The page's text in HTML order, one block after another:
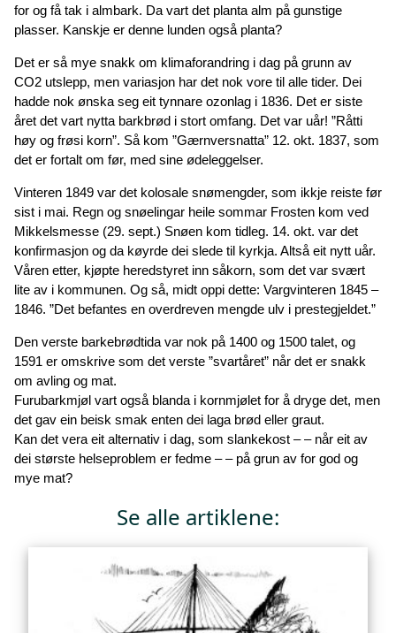
for og få tak i almbark. Da vart det planta alm på gunstige
plasser. Kanskje er denne lunden også planta?
Det er så mye snakk om klimaforandring i dag på grunn av
CO2 utslepp, men variasjon har det nok vore til alle tider. Dei
hadde nok ønska seg eit tynnare ozonlag i 1836. Det er siste
året det vart nytta barkbrød i stort omfang. Det var uår! ”Råtti
høy og frøsi korn”. Så kom ”Gærnversnatta” 12. okt. 1837, som
det er fortalt om før, med sine ødeleggelser.
Vinteren 1849 var det kolosale snømengder, som ikkje reiste før
sist i mai. Regn og snøelingar heile sommar Frosten kom ved
Mikkelsmesse (29. sept.) Snøen kom tidleg. 14. okt. var det
konfirmasjon og da køyrde dei slede til kyrkja. Altså eit nytt uår.
Våren etter, kjøpte heredstyret inn såkorn, som det var svært
lite av i kommunen. Og så, midt oppi dette: Vargvinteren 1845 –
1846. ”Det befantes en overdreven mengde ulv i prestegjeldet.”
Den verste barkebrødtida var nok på 1400 og 1500 talet, og
1591 er omskrive som det verste ”svartåret” når det er snakk
om avling og mat.
Furubarkmjøl vart også blanda i kornmjølet for å dryge det, men
det gav ein beisk smak enten dei laga brød eller graut.
Kan det vera eit alternativ i dag, som slankekost – – når eit av
dei største helseproblem er fedme – – på grun av for god og
mye mat?
Se alle artiklene: